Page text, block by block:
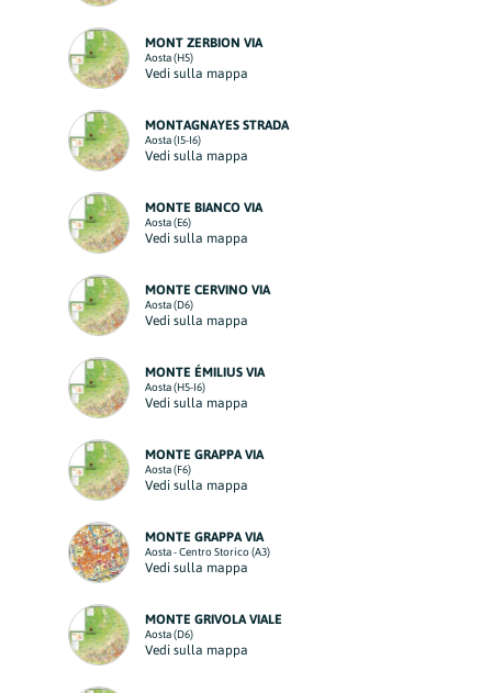
MONT ZERBION VIA
Aosta (H5)
Vedi sulla mappa
MONTAGNAYES STRADA
Aosta (I5-I6)
Vedi sulla mappa
MONTE BIANCO VIA
Aosta (E6)
Vedi sulla mappa
MONTE CERVINO VIA
Aosta (D6)
Vedi sulla mappa
MONTE ÉMILIUS VIA
Aosta (H5-I6)
Vedi sulla mappa
MONTE GRAPPA VIA
Aosta (F6)
Vedi sulla mappa
MONTE GRAPPA VIA
Aosta - Centro Storico (A3)
Vedi sulla mappa
MONTE GRIVOLA VIALE
Aosta (D6)
Vedi sulla mappa